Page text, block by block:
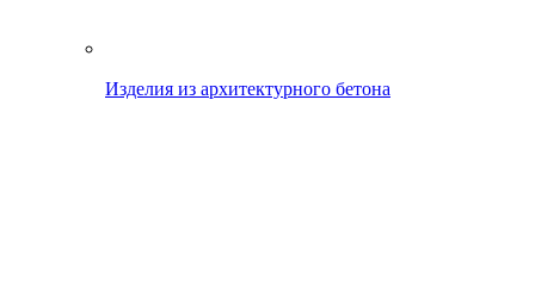
Изделия из архитектурного бетона